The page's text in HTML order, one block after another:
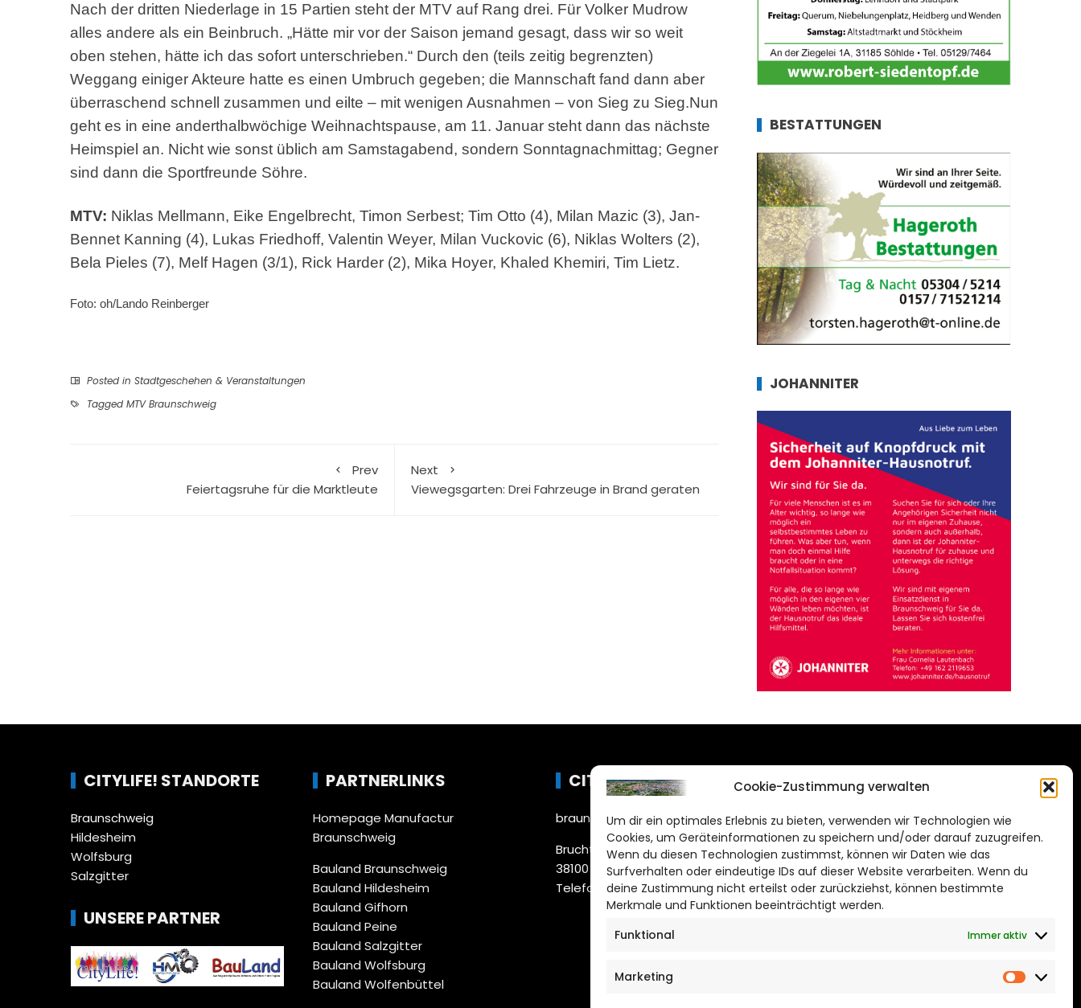
Cookie-Zustimmung verwalten
Um dir ein optimales Erlebnis zu bieten, verwenden wir Technologien wie
Cookies, um Geräteinformationen zu speichern und/oder darauf zuzugreifen.
Wenn du diesen Technologien zustimmst, können wir Daten wie das
Surfverhalten oder eindeutige IDs auf dieser Website verarbeiten. Wenn du
deine Zustimmung nicht erteilst oder zurückziehst, können bestimmte
Merkmale und Funktionen beeinträchtigt werden.
Funktional
Immer aktiv
Marketing
Nach der dritten Niederlage in 15 Partien steht der MTV auf Rang drei. Für Volker Mudrow
alles andere als ein Beinbruch. „Hätte mir vor der Saison jemand gesagt, dass wir so weit
oben stehen, hätte ich das sofort unterschrieben.“ Durch den (teils zeitig begrenzten)
Weggang einiger Akteure hatte es einen Umbruch gegeben; die Mannschaft fand dann aber
überraschend schnell zusammen und eilte – mit wenigen Ausnahmen – von Sieg zu Sieg.Nun
geht es in eine anderthalbwöchige Weihnachtspause, am 11. Januar steht dann das nächste
Heimspiel an. Nicht wie sonst üblich am Samstagabend, sondern Sonntagnachmittag; Gegner
sind dann die Sportfreunde Söhre.
MTV: Niklas Mellmann, Eike Engelbrecht, Timon Serbest; Tim Otto (4), Milan Mazic (3), Jan-
Bennet Kanning (4), Lukas Friedhoff, Valentin Weyer, Milan Vuckovic (6), Niklas Wolters (2),
Bela Pieles (7), Melf Hagen (3/1), Rick Harder (2), Mika Hoyer, Khaled Khemiri, Tim Lietz.
Foto: oh/Lando Reinberger
Posted in Stadtgeschehen & Veranstaltungen
Tagged MTV Braunschweig
Prev
Feiertagsruhe für die Marktleute
Next
Viewegsgarten: Drei Fahrzeuge in Brand geraten
BESTATTUNGEN
JOHANNITER
CITYLIFE! STANDORTE
Braunschweig
Hildesheim
Wolfsburg
Salzgitter
UNSERE PARTNER
PARTNERLINKS
Homepage Manufactur
Braunschweig
Bauland Braunschweig
Bauland Hildesheim
Bauland Gifhorn
Bauland Peine
Bauland Salzgitter
Bauland Wolfsburg
Bauland Wolfenbüttel
CITYLIFE!
braunschweig@citylifemedien.de
Bruchtorwall 12
38100 Braunschweig
Telefon: 0531 387220 – 65
DAS STADTMAGAZIN
FÜR BRAUNSCHWEIG
Impressum
Datenschutzerklärung
Cookie Richtlinie
CITYLIFE! BEI FACEBOOK